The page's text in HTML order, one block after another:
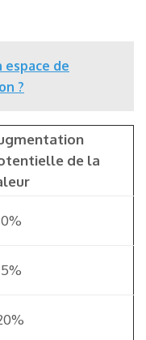
espace de
?
de la